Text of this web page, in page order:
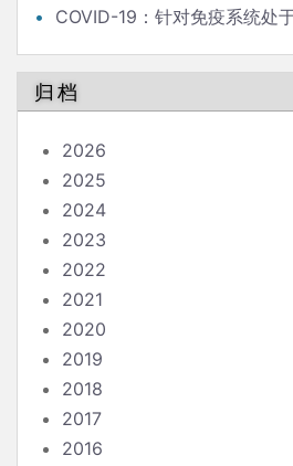
COVID-19：针对免疫系统处
归档
2026
2025
2024
2023
2022
2021
2020
2019
2018
2017
2016